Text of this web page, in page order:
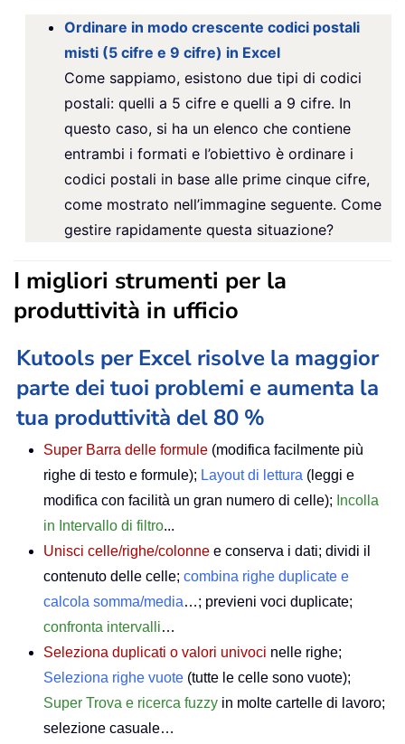
Ordinare in modo crescente codici postali
misti (5 cifre e 9 cifre) in Excel
Come sappiamo, esistono due tipi di codici
postali: quelli a 5 cifre e quelli a 9 cifre. In
questo caso, si ha un elenco che contiene
entrambi i formati e l’obiettivo è ordinare i
codici postali in base alle prime cinque cifre,
come mostrato nell’immagine seguente. Come
gestire rapidamente questa situazione?
I migliori strumenti per la
produttività in ufficio
Kutools per Excel risolve la maggior
parte dei tuoi problemi e aumenta la
tua produttività del 80 %
Super Barra delle formule (modifica facilmente più
righe di testo e formule); Layout di lettura (leggi e
modifica con facilità un gran numero di celle); Incolla
in Intervallo di filtro...
Unisci celle/righe/colonne e conserva i dati; dividi il
contenuto delle celle; combina righe duplicate e
calcola somma/media…; previeni voci duplicate;
confronta intervalli…
Seleziona duplicati o valori univoci nelle righe;
Seleziona righe vuote (tutte le celle sono vuote);
Super Trova e ricerca fuzzy in molte cartelle di lavoro;
selezione casuale…